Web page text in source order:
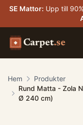
SE Mattor: Upp till
Carpet.se
Hem
Produkter
Rund Matta - Zola
Ø 240 cm)